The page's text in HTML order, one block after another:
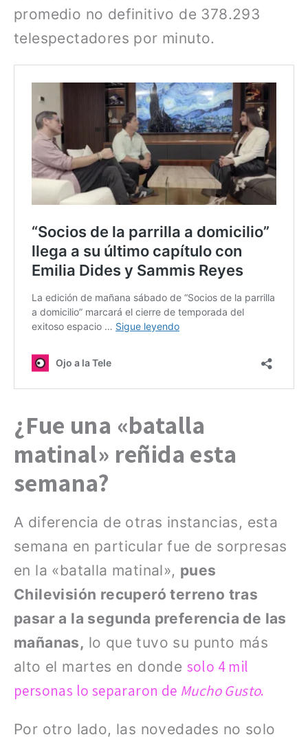
promedio no definitivo de 378.293
telespectadores por minuto.
¿Fue una «batalla
matinal» reñida esta
semana?
A diferencia de otras instancias, esta
semana en particular fue de sorpresas
en la «batalla matinal», pues
Chilevisión recuperó terreno tras
pasar a la segunda preferencia de las
mañanas, lo que tuvo su punto más
alto el martes en donde solo 4 mil
personas lo separaron de Mucho Gusto.
Por otro lado, las novedades no solo